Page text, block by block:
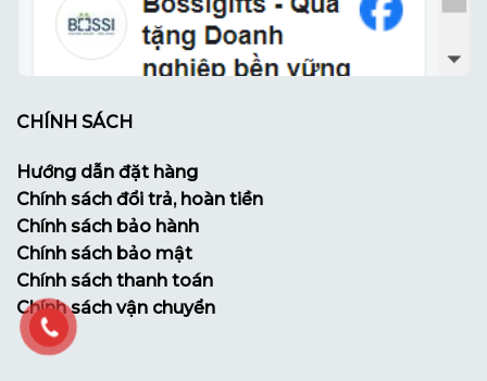
CHÍNH SÁCH
Hướng dẫn đặt hàng
Chính sách đổi trả, hoàn tiền
Chính sách bảo hành
Chính sách bảo mật
Chính sách thanh toán
Chính sách vận chuyển